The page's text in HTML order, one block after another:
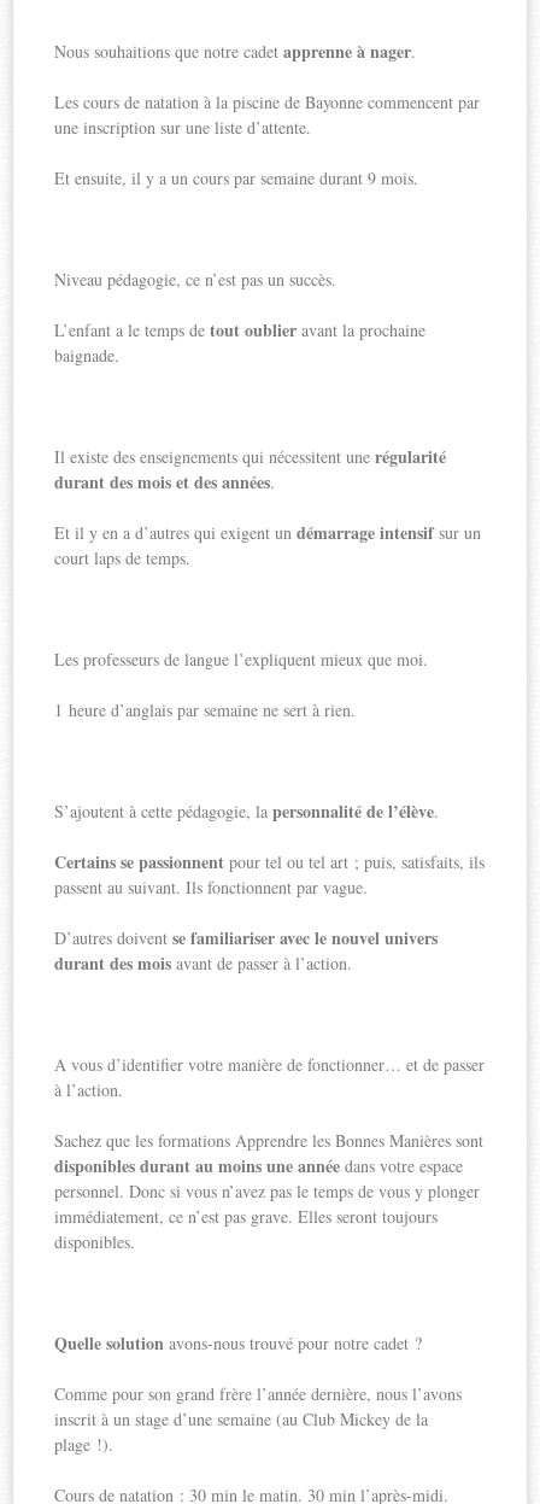
Nous souhaitions que notre cadetapprenne à nager.
Les cours de natation à la piscine de Bayonne commencent par
une inscription sur une liste d’attente.
Et ensuite, il y a un cours par semaine durant 9 mois.
Niveau pédagogie, ce n’est pas un succès.
L’enfant a le temps detout oublier avant la prochaine
baignade.
Il existe des enseignements qui nécessitent unerégularité
durant des mois et des années.
Et il y en a d’autres qui exigent undémarrage intensifsur un
court laps de temps.
Les professeurs de langue l’expliquent mieux que moi.
1 heure d’anglais par semaine ne sert à rien.
S’ajoutent à cette pédagogie, lapersonnalité de l’élève.
Certains se passionnent pour tel ou tel art ; puis, satisfaits, ils
passent au suivant. Ils fonctionnent par vague.
D’autres doiventse familiariser avec le nouvel univers
durant des mois avant de passer à l’action.
A vous d’identifier votre manière de fonctionner… et de passer
à l’action.
Sachez que les formations Apprendre les Bonnes Manières sont
disponibles durant au moins une année dans votre espace
personnel. Donc si vous n’avez pas le temps de vous y plonger
immédiatement, ce n’est pas grave. Elles seront toujours
disponibles.
Quelle solution avons-nous trouvé pour notre cadet ?
Comme pour son grand frère l’année dernière, nous l’avons
inscrit à un stage d’une semaine (au Club Mickey de la
plage !).
Cours de natation : 30 min le matin. 30 min l’après-midi.